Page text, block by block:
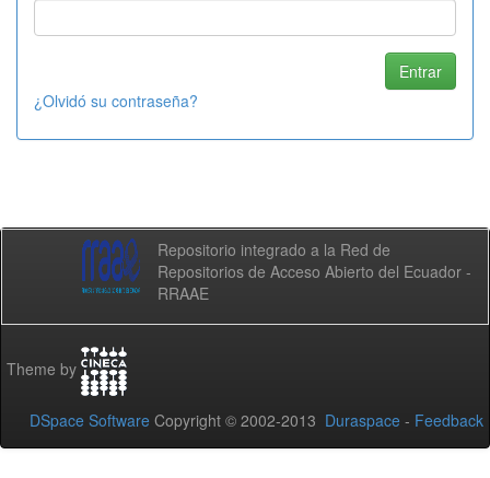
¿Olvidó su contraseña?
Repositorio integrado a la Red de
Repositorios de Acceso Abierto del Ecuador -
RRAAE
Theme by
DSpace Software Copyright © 2002-2013 Duraspace - Feedback